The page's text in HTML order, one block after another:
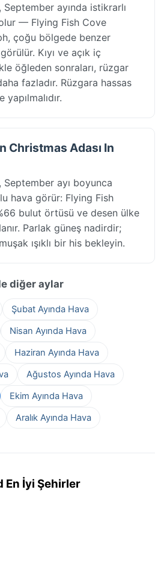
September ayında istikrarlı
— Flying Fish Cove
çoğu bölgede benzer
Kıyı ve açık iç
öğleden sonraları, rüzgar
fazladır. Rüzgara hassas
Christmas Adası In
September ayı boyunca
hava görür: Flying Fish
bulut örtüsü ve desen ülke
Parlak güneş nadirdir;
ışıklı bir his bekleyin.
diğer aylar
Şubat Ayında Hava
Nisan Ayında Hava
Haziran Ayında Hava
Ağustos Ayında Hava
Ekim Ayında Hava
Aralık Ayında Hava
En İyi Şehirler